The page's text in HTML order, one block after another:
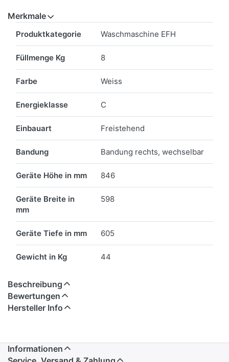
Merkmale
Produktkategorie Waschmaschine EFH
Füllmenge Kg 8
Farbe Weiss
Energieklasse C
Einbauart Freistehend
Bandung Bandung rechts, wechselbar
Geräte Höhe in mm 846
Geräte Breite in
mm
598
Geräte Tiefe in mm 605
Gewicht in Kg 44
Beschreibung
Bewertungen
Hersteller Info
Informationen